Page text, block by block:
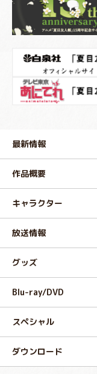
最新情報
作品概要
キャラクター
放送情報
グッズ
Blu-ray/DVD
スペシャル
ダウンロード